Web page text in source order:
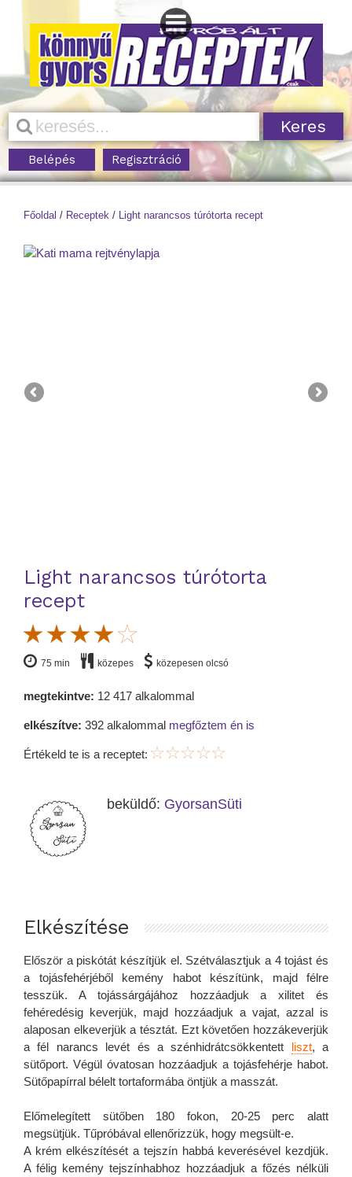
Belépés Regisztráció
Főoldal / Receptek / Light narancsos túrótorta recept
Light narancsos túrótorta
recept
75 min közepes közepesen olcsó
megtekintve: 12 417 alkalommal
elkészítve: 392 alkalommal megfőztem én is
Értékeld te is a receptet:
beküldő: GyorsanSüti
Elkészítése
Először a piskótát készítjük el. Szétválasztjuk a 4 tojást és
a tojásfehérjéből kemény habot készítünk, majd félre
tesszük. A tojássárgájához hozzáadjuk a xilitet és
fehéredésig keverjük, majd hozzáadjuk a vajat, azzal is
alaposan elkeverjük a tésztát. Ezt követően hozzákeverjük
a fél narancs levét és a szénhidrátcsökkentett liszt, a
sütőport. Végül óvatosan hozzáadjuk a tojásfehérje habot.
Sütőpapírral bélelt tortaformába öntjük a masszát.
Előmelegített sütőben 180 fokon, 20-25 perc alatt
megsütjük. Tűpróbával ellenőrizzük, hogy megsült-e.
A krém elkészítését a tejszín habbá keverésével kezdjük.
A félig kemény tejszínhabhoz hozzáadjuk a főzés nélküli